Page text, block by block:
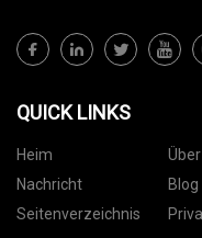
QUICK LINKS
Heim
Nachricht
Blog
Seitenverzeichnis